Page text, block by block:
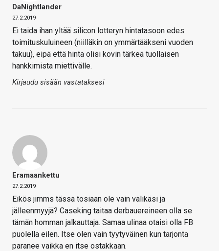
DaNightlander
27.2.2019
Ei taida ihan yltää silicon lotteryn hintatasoon edes
toimituskuluineen (niilläkin on ymmärtääkseni vuoden
takuu), eipä että hinta olisi kovin tärkeä tuollaisen
hankkimista miettivälle.
Kirjaudu sisään vastataksesi
Eramaankettu
27.2.2019
Eikös jimms tässä tosiaan ole vain välikäsi ja
jälleenmyyjä? Caseking taitaa derbauereineen olla se
tämän homman jalkauttaja. Samaa ulinaa otaisi olla FB
puolella eilen. Itse olen vain tyytyväinen kun tarjonta
paranee vaikka en itse ostakkaan.